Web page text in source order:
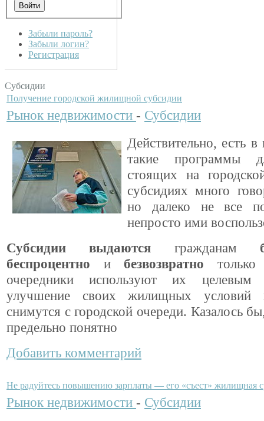
Забыли пароль?
Забыли логин?
Регистрация
Субсидии
Получение городской жилищной субсидии
Рынок недвижимости - Субсидии
Действительно, есть
такие программы
стоящих на
субсидиях много
но далеко не все
непросто ими
Субсидии выдаются гражданам
беспроцентно и безвозвратно
очередники используют их
улучшение своих жилищных
снимутся с городской очереди. Казалось
предельно понятно
Добавить комментарий
Не радуйтесь повышению зарплаты — его «съест» жилищная
Рынок недвижимости - Субсидии